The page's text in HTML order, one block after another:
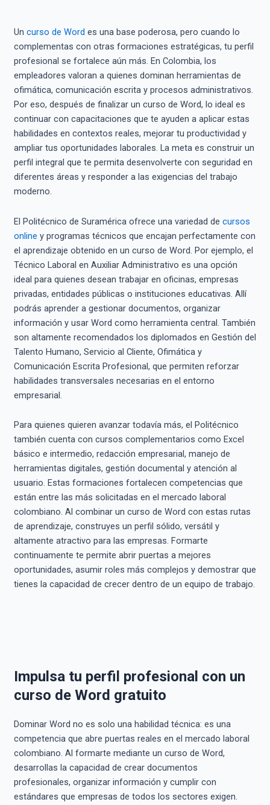
Un curso de Word es una base poderosa, pero cuando lo
complementas con otras formaciones estratégicas, tu perfil
profesional se fortalece aún más. En Colombia, los
empleadores valoran a quienes dominan herramientas de
ofimática, comunicación escrita y procesos administrativos.
Por eso, después de finalizar un curso de Word, lo ideal es
continuar con capacitaciones que te ayuden a aplicar estas
habilidades en contextos reales, mejorar tu productividad y
ampliar tus oportunidades laborales. La meta es construir un
perfil integral que te permita desenvolverte con seguridad en
diferentes áreas y responder a las exigencias del trabajo
moderno.
El Politécnico de Suramérica ofrece una variedad de cursos
online y programas técnicos que encajan perfectamente con
el aprendizaje obtenido en un curso de Word. Por ejemplo, el
Técnico Laboral en Auxiliar Administrativo es una opción
ideal para quienes desean trabajar en oficinas, empresas
privadas, entidades públicas o instituciones educativas. Allí
podrás aprender a gestionar documentos, organizar
información y usar Word como herramienta central. También
son altamente recomendados los diplomados en Gestión del
Talento Humano, Servicio al Cliente, Ofimática y
Comunicación Escrita Profesional, que permiten reforzar
habilidades transversales necesarias en el entorno
empresarial.
Para quienes quieren avanzar todavía más, el Politécnico
también cuenta con cursos complementarios como Excel
básico e intermedio, redacción empresarial, manejo de
herramientas digitales, gestión documental y atención al
usuario. Estas formaciones fortalecen competencias que
están entre las más solicitadas en el mercado laboral
colombiano. Al combinar un curso de Word con estas rutas
de aprendizaje, construyes un perfil sólido, versátil y
altamente atractivo para las empresas. Formarte
continuamente te permite abrir puertas a mejores
oportunidades, asumir roles más complejos y demostrar que
tienes la capacidad de crecer dentro de un equipo de trabajo.
Impulsa tu perfil profesional con un
curso de Word gratuito
Dominar Word no es solo una habilidad técnica: es una
competencia que abre puertas reales en el mercado laboral
colombiano. Al formarte mediante un curso de Word,
desarrollas la capacidad de crear documentos
profesionales, organizar información y cumplir con
estándares que empresas de todos los sectores exigen.